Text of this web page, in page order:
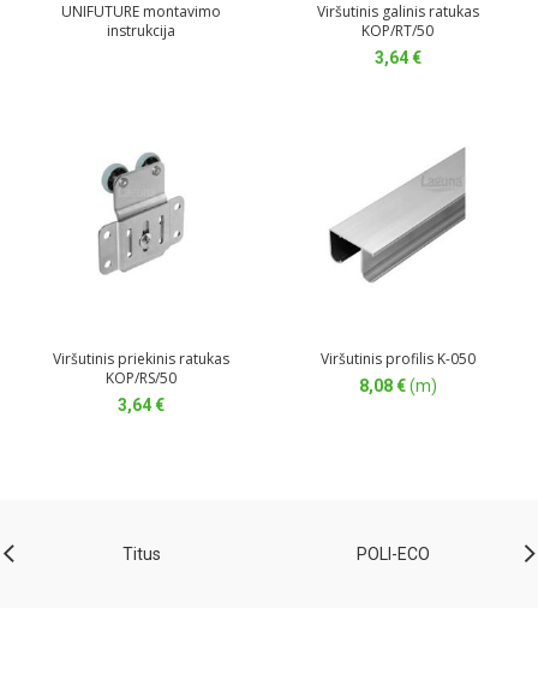
UNIFUTURE montavimo
instrukcija
Viršutinis galinis ratukas
KOP/RT/50
3,64€
Viršutinis priekinis ratukas
KOP/RS/50
3,64€
Viršutinis profilis K-050
8,08€ (m)
Titus POLI-ECO